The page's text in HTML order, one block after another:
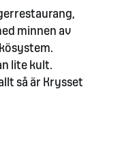
minnen av
lite kult.
så är Krysset